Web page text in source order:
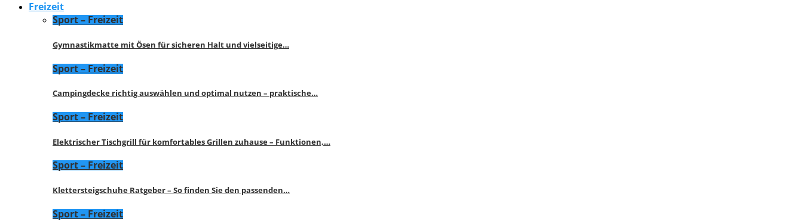
Freizeit
Sport – Freizeit
Gymnastikmatte mit Ösen für sicheren Halt und vielseitige…
Sport – Freizeit
Campingdecke richtig auswählen und optimal nutzen – praktische…
Sport – Freizeit
Elektrischer Tischgrill für komfortables Grillen zuhause – Funktionen,…
Sport – Freizeit
Klettersteigschuhe Ratgeber – So finden Sie den passenden…
Sport – Freizeit